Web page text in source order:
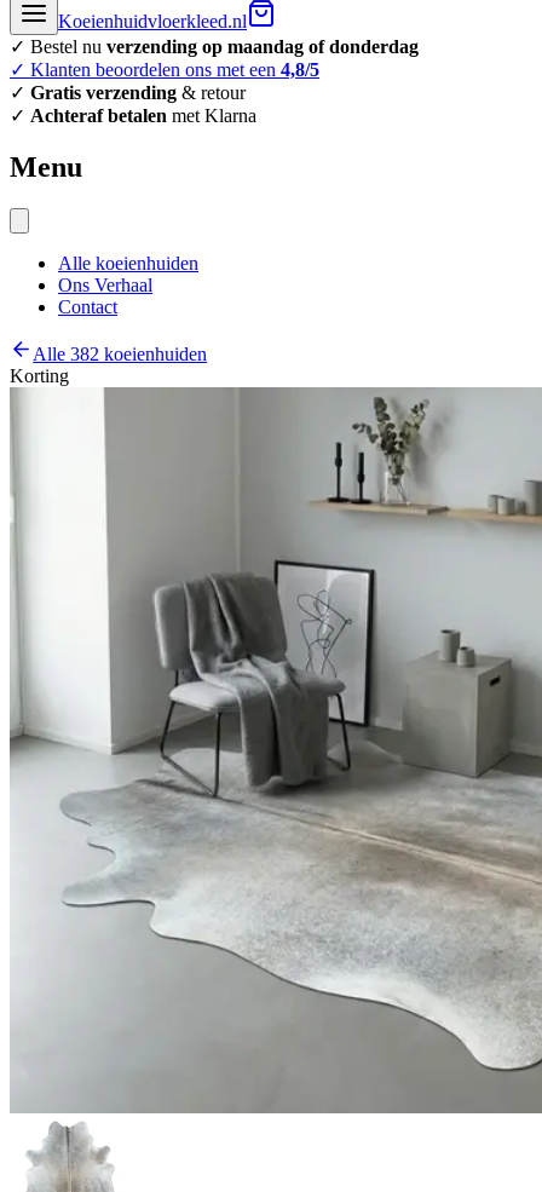
Koeienhuidvloerkleed.nl
✓ Bestel nu verzending op maandag of donderdag
✓ Klanten beoordelen ons met een 4,8/5
✓ Gratis verzending & retour
✓ Achteraf betalen met Klarna
Menu
Alle koeienhuiden
Ons Verhaal
Contact
Alle 382 koeienhuiden
Korting